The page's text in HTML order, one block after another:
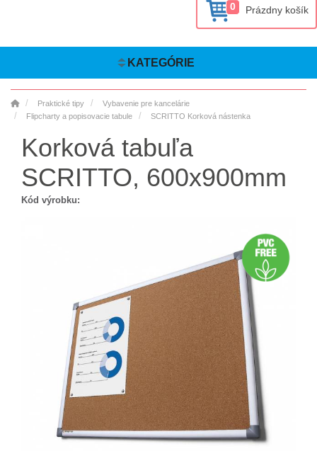
0 Prázdny košík
KATEGÓRIE
Praktické tipy
Vybavenie pre kancelárie
Flipcharty a popisovacie tabule
SCRITTO Korková nástenka
Korková tabuľa
SCRITTO, 600x900mm
Kód výrobku: